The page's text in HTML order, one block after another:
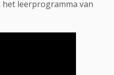
leerprogramma van